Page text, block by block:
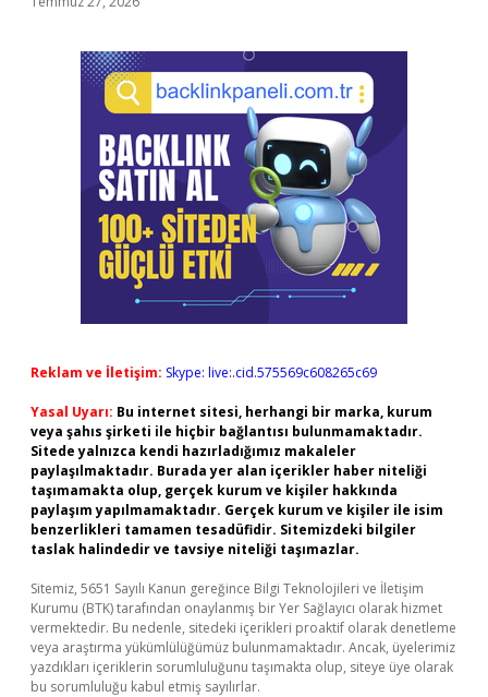
Reklam ve İletişim: Skype: live:.cid.575569c608265c69
Yasal Uyarı: Bu internet sitesi, herhangi bir marka, kurum
veya şahıs şirketi ile hiçbir bağlantısı bulunmamaktadır.
Sitede yalnızca kendi hazırladığımız makaleler
paylaşılmaktadır. Burada yer alan içerikler haber niteliği
taşımamakta olup, gerçek kurum ve kişiler hakkında
paylaşım yapılmamaktadır. Gerçek kurum ve kişiler ile isim
benzerlikleri tamamen tesadüfidir. Sitemizdeki bilgiler
taslak halindedir ve tavsiye niteliği taşımazlar.
Sitemiz, 5651 Sayılı Kanun gereğince Bilgi Teknolojileri ve İletişim
Kurumu (BTK) tarafından onaylanmış bir Yer Sağlayıcı olarak hizmet
vermektedir. Bu nedenle, sitedeki içerikleri proaktif olarak denetleme
veya araştırma yükümlülüğümüz bulunmamaktadır. Ancak, üyelerimiz
yazdıkları içeriklerin sorumluluğunu taşımakta olup, siteye üye olarak
bu sorumluluğu kabul etmiş sayılırlar.